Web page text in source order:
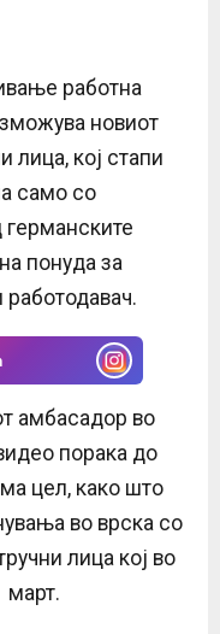
работна
новиот
лица, кој стапи
само со
германските
понуда за
амбасадор во
порака до
цел, како што
во врска со
лица кој во
март.